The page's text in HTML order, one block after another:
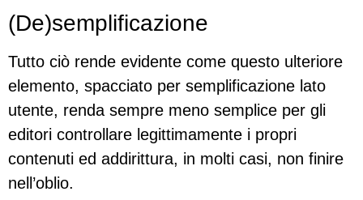
(De)semplificazione
Tutto ciò rende evidente come questo ulteriore
elemento, spacciato per semplificazione lato
utente, renda sempre meno semplice per gli
editori controllare legittimamente i propri
contenuti ed addirittura, in molti casi, non finire
nell’oblio.